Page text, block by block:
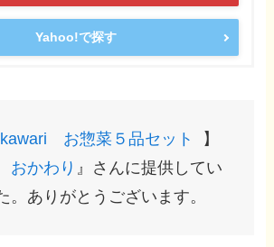
Yahoo!で探す
お惣菜５品セット
】
かわり 』さんに提供してい
。ありがとうございます。